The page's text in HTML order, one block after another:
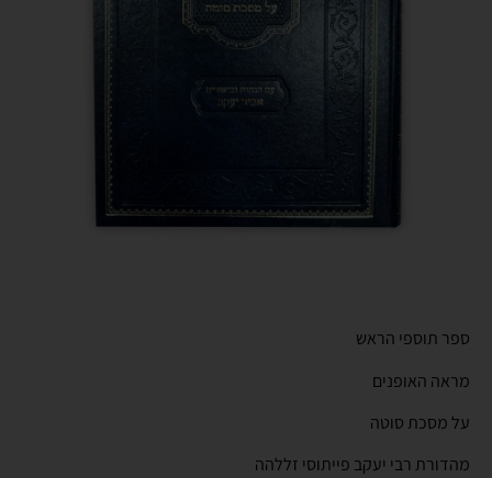
ספר תוספי הראש
מראה האופנים
על מסכת סוטה
מהדורת רבי יעקב פייתוסי זללהה